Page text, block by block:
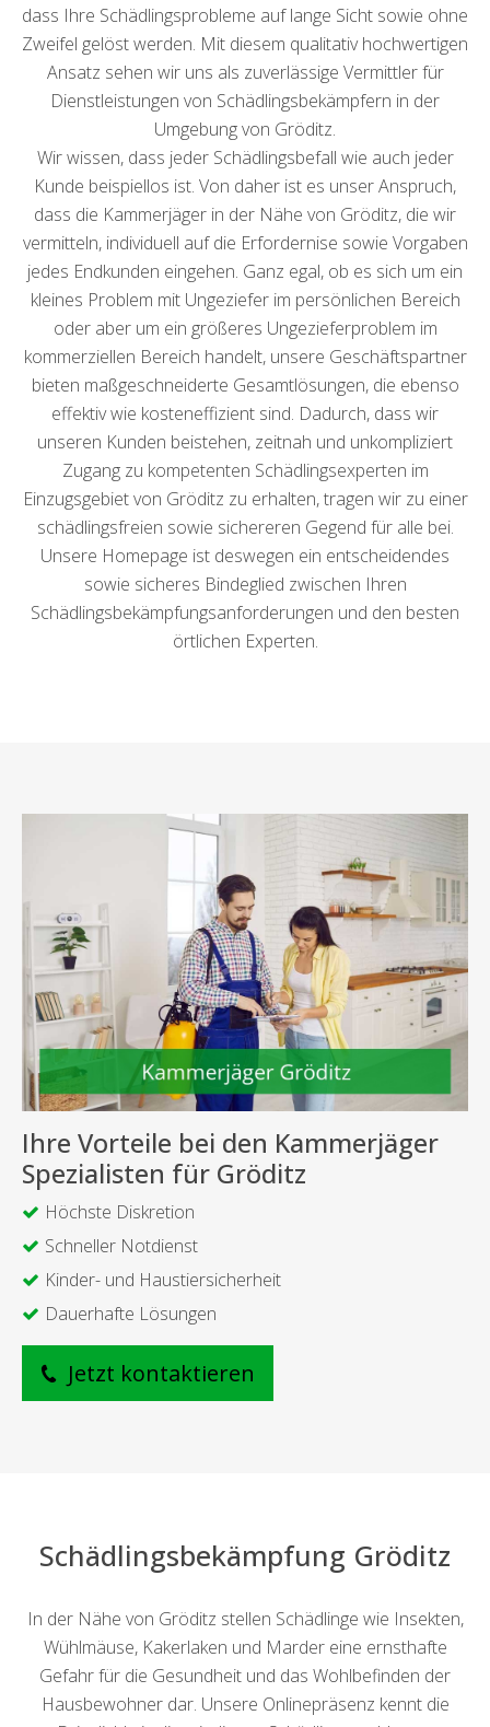
dass Ihre Schädlingsprobleme auf lange Sicht sowie ohne
Zweifel gelöst werden. Mit diesem qualitativ hochwertigen
Ansatz sehen wir uns als zuverlässige Vermittler für
Dienstleistungen von Schädlingsbekämpfern in der
Umgebung von Gröditz.
Wir wissen, dass jeder Schädlingsbefall wie auch jeder
Kunde beispiellos ist. Von daher ist es unser Anspruch,
dass die Kammerjäger in der Nähe von Gröditz, die wir
vermitteln, individuell auf die Erfordernise sowie Vorgaben
jedes Endkunden eingehen. Ganz egal, ob es sich um ein
kleines Problem mit Ungeziefer im persönlichen Bereich
oder aber um ein größeres Ungezieferproblem im
kommerziellen Bereich handelt, unsere Geschäftspartner
bieten maßgeschneiderte Gesamtlösungen, die ebenso
effektiv wie kosteneffizient sind. Dadurch, dass wir
unseren Kunden beistehen, zeitnah und unkompliziert
Zugang zu kompetenten Schädlingsexperten im
Einzugsgebiet von Gröditz zu erhalten, tragen wir zu einer
schädlingsfreien sowie sichereren Gegend für alle bei.
Unsere Homepage ist deswegen ein entscheidendes
sowie sicheres Bindeglied zwischen Ihren
Schädlingsbekämpfungsanforderungen und den besten
örtlichen Experten.
Ihre Vorteile bei den Kammerjäger
Spezialisten für Gröditz
Höchste Diskretion
Schneller Notdienst
Kinder- und Haustiersicherheit
Dauerhafte Lösungen
Jetzt kontaktieren
Schädlingsbekämpfung Gröditz
In der Nähe von Gröditz stellen Schädlinge wie Insekten,
Wühlmäuse, Kakerlaken und Marder eine ernsthafte
Gefahr für die Gesundheit und das Wohlbefinden der
Hausbewohner dar. Unsere Onlinepräsenz kennt die